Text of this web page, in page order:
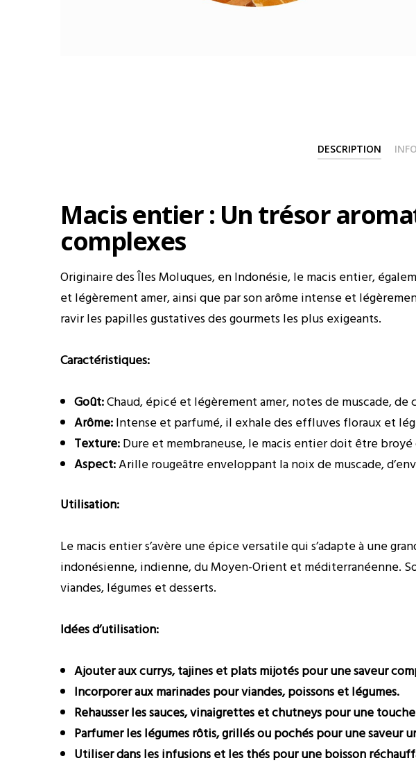
DESCRIPTION
Macis entier : Un trésor
complexes
Originaire des Îles Moluques, en Indonésie, le macis entier,
et légèrement amer, ainsi que par son arôme intense et
ravir les papilles gustatives des gourmets les plus exigeants.
Caractéristiques:
Goût:Chaud, épicé et légèrement amer, notes de muscade,
Arôme:Intense et parfumé, il exhale des effluves floraux et
Texture:Dure et membraneuse, le macis entier doit être
Aspect:Arille rougeâtre enveloppant la noix de muscade,
Utilisation:
Le macis entier s’avère une épice versatile qui s’adapte à une
indonésienne, indienne, du Moyen-Orient et méditerranéenne.
viandes, légumes et desserts.
Idées d’utilisation:
Ajouter aux currys, tajines et plats mijotés pour une saveur
Incorporer aux marinades pour viandes, poissons et légumes.
Rehausser les sauces, vinaigrettes et chutneys pour une
Parfumer les légumes rôtis, grillés ou pochés pour une saveur
Utiliser dans les infusions et les thés pour une boisson